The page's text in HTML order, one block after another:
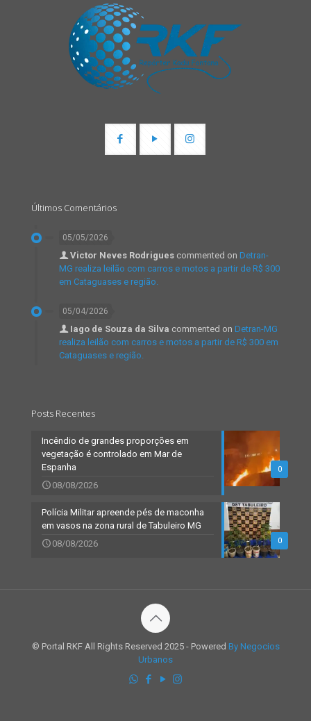
Últimos Comentários
05/05/2026
Victor Neves Rodrigues commented on Detran-
MG realiza leilão com carros e motos a partir de R$ 300
em Cataguases e região.
05/04/2026
Iago de Souza da Silva commented on Detran-MG
realiza leilão com carros e motos a partir de R$ 300 em
Cataguases e região.
Posts Recentes
0
Incêndio de grandes proporções em
vegetação é controlado em Mar de
Espanha
08/08/2026
0
Polícia Militar apreende pés de maconha
em vasos na zona rural de Tabuleiro MG
08/08/2026
© Portal RKF All Rights Reserved 2025 - Powered By Negocios
Urbanos